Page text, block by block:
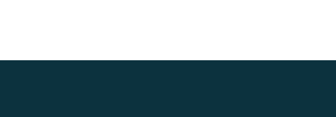
A IHT